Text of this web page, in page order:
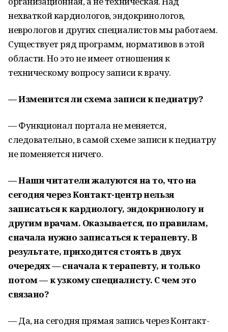
нехваткой кардиологов, эндокринологов,
неврологов и других специалистов мы работаем.
Существует ряд программ, нормативов в этой
области. Но это не имеет отношения к
техническому вопросу записи к врачу.
— Изменится ли схема записи к педиатру?
— Функционал портала не меняется,
следовательно, в самой схеме записи к педиатру
не поменяется ничего.
— Наши читатели жалуются на то, что на
сегодня через Контакт-центр нельзя
записаться к кардиологу, эндокринологу и
другим врачам. Оказывается, по правилам,
сначала нужно записаться к терапевту. В
результате, приходится стоять в двух
очередях — сначала к терапевту, и только
потом — к узкому специалисту. С чем это
связано?
— Да, на сегодня прямая запись через Контакт-